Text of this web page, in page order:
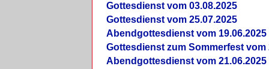
Gottesdienst vom 03.08.2025
Gottesdienst vom 25.07.2025
Abendgottesdienst vom 19.06.2025
Gottesdienst zum Sommerfest vom
Abendgottesdienst vom 21.06.2025